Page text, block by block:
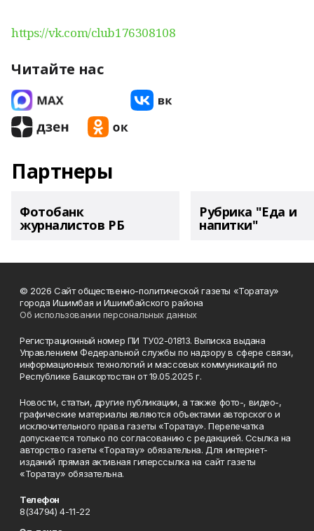
https://vk.com/club176308108
Читайте нас
Партнеры
Фотобанк
журналистов РБ
Рубрика "Еда и
напитки"
© 2026 Сайт общественно-политической газеты «Торатау»
города Ишимбая и Ишимбайского района
Об использовании персональных данных
Регистрационный номер ПИ ТУ02-01813. Выписка выдана
Управлением Федеральной службы по надзору в сфере связи,
информационных технологий и массовых коммуникаций по
Республике Башкортостан от 19.05.2025 г.
Новости, статьи, другие публикации, а также фото-, видео-,
графические материалы являются объектами авторского и
исключительного права газеты «Торатау». Перепечатка
допускается только по согласованию с редакцией. Ссылка на
авторство газеты «Торатау» обязательна. Для интернет-
изданий прямая активная гиперссылка на сайт газеты
«Торатау» обязательна.
Телефон
8(34794) 4-11-22